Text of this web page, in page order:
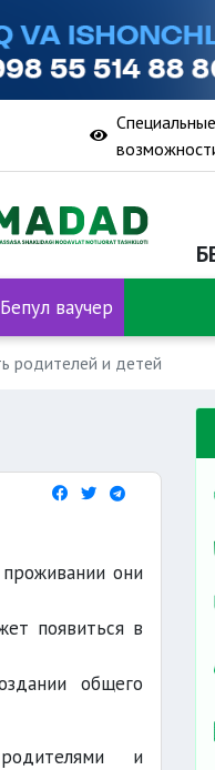
Специальные
Бепул ваучер
родителей и детей
они
появиться в
общего
и